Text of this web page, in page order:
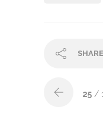
SHARE
25 /